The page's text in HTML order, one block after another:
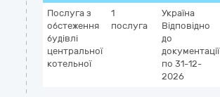
Послуга з
обстеження
будівлі
центральної
котельної
1
послуга
Україна
Відповідно
до
документації
по 31-12-
2026